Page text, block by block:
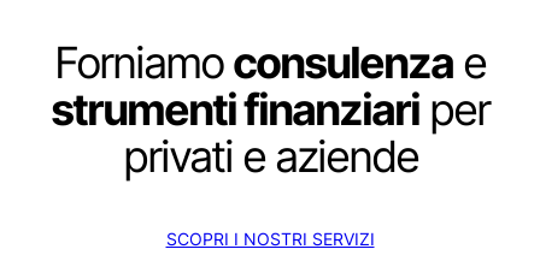
Forniamoconsulenza e
strumenti finanziari per
privati e aziende
SCOPRI I NOSTRI SERVIZI